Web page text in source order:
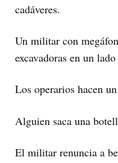
cadáveres.
Un militar con
excavadoras en un
Los operarios hacen
Alguien saca una
El militar renuncia a